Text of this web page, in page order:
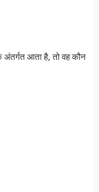
अंतर्गत आता है, तो वह कौन